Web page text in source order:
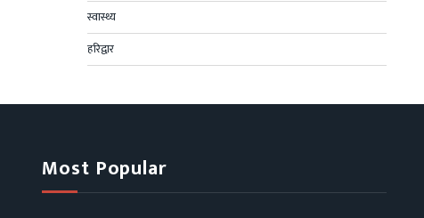
स्वास्थ्य
हरिद्वार
Most Popular